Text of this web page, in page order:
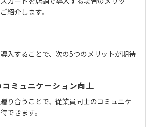
紹介します。
入することで、次の5つのメリットが期待
ミュニケーション向上
り合うことで、従業員同士のコミュニケ
できます。